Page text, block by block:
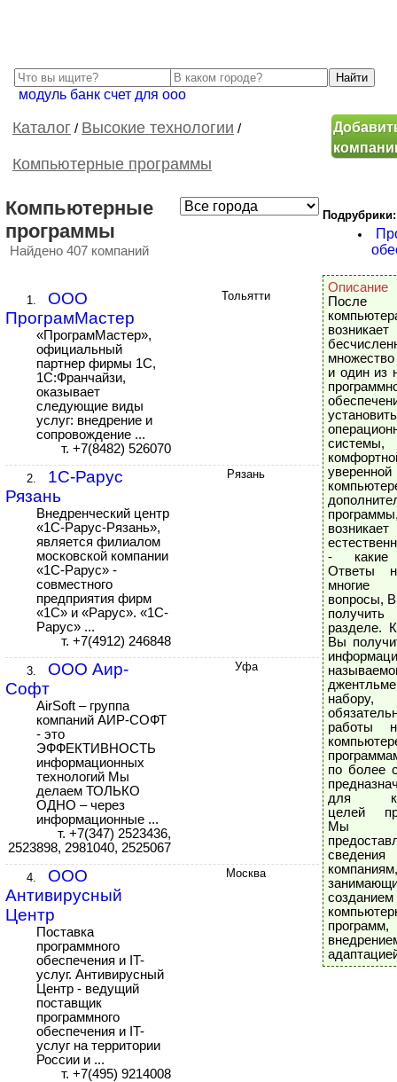
модуль банк счет для ооо
Каталог / Высокие технологии /
Компьютерные программы
Компьютерные
программы
Найдено 407 компаний
1.
ООО
ПрограмМастер
«ПрограмМастер»,
официальный
партнер фирмы 1С,
1С:Франчайзи,
оказывает
следующие виды
услуг: внедрение и
сопровождение ...
т. +7(8482) 526070
Тольятти
2.
1C-Рарус
Рязань
Внедренческий центр
«1С-Рарус-Рязань»,
является филиалом
московской компании
«1С-Рарус» -
совместного
предприятия фирм
«1С» и «Рарус». «1С-
Рарус» ...
т. +7(4912) 246848
Рязань
3.
ООО Аир-
Софт
AirSoft – группа
компаний АИР-СОФТ
- это
ЭФФЕКТИВНОСТЬ
информационных
технологий Мы
делаем ТОЛЬКО
ОДНО – через
информационные ...
т. +7(347) 2523436,
2523898, 2981040, 2525067
Уфа
4.
ООО
Антивирусный
Центр
Поставка
программного
обеспечения и IT-
услуг. Антивирусный
Центр - ведущий
поставщик
программного
обеспечения и IT-
услуг на территории
России и ...
т. +7(495) 9214008
Москва
Подрубрики:
После
возникает
и один из
возникает
- какие
Ответы
многие
вопросы,
разделе.
Вы
набору,
работы
по более
для
целей
Мы
компаниям,
созданием